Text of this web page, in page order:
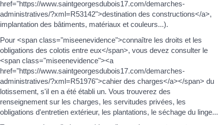
href="https://www.saintgeorgesdubois17.com/demarches-
administratives/?xml=R53142">destination des constructions</a>,
implantation des bâtiments, matériaux et couleurs...).
Pour <span class="miseenevidence">connaître les droits et les
obligations des colotis entre eux</span>, vous devez consulter le
<span class="miseenevidence"><a
href="https://www.saintgeorgesdubois17.com/demarches-
administratives/?xml=R51976">cahier des charges</a></span> du
lotissement, s'il en a été établi un. Vous trouverez des
renseignement sur les charges, les servitudes privées, les
obligations d'entretien extérieur, les plantations, le séchage du linge...